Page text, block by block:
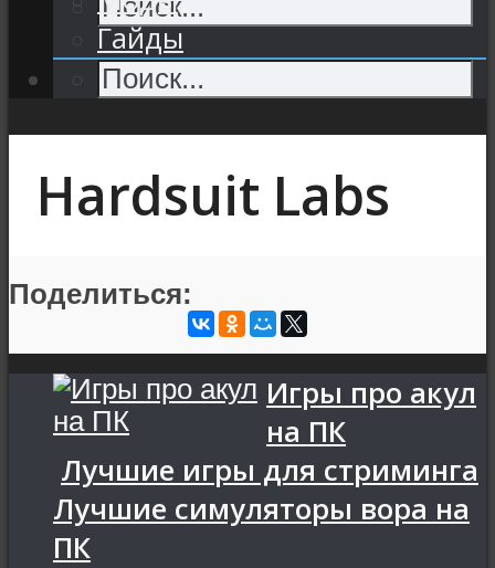
Гайды
Hardsuit Labs
Поделиться:
Игры про акул
на ПК
Лучшие игры для стриминга
Лучшие симуляторы вора на
ПК